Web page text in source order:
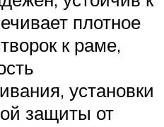
плотное
к раме,
установки
защиты от